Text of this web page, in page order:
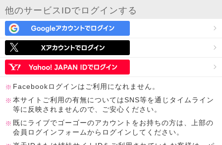
他のサービスIDでログインする
Facebookログインはご利用になれません。
本サイトご利用の有無についてはSNS等を通じタイムライン
等に反映されませんので、ご安心ください。
既にライブでゴーゴーのアカウントをお持ちの方は、上部の
会員ログインフォームからログインしてください。